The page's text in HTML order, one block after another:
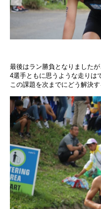
最後はラン勝負となりましたが
4選手ともに思うような走りは
この課題を次までにどう解決す